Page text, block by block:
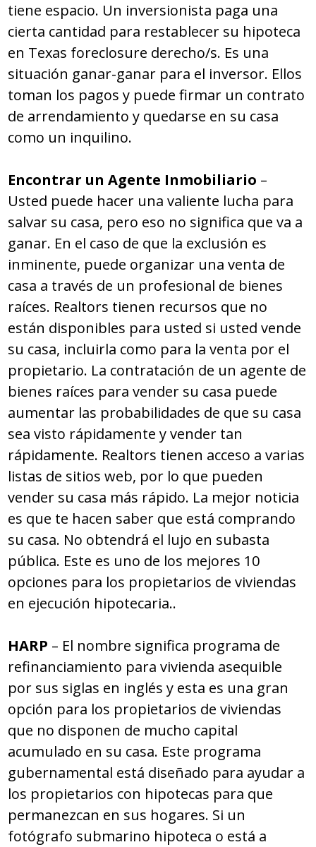
tiene espacio. Un inversionista paga una
cierta cantidad para restablecer su hipoteca
en Texas foreclosure derecho/s. Es una
situación ganar-ganar para el inversor. Ellos
toman los pagos y puede firmar un contrato
de arrendamiento y quedarse en su casa
como un inquilino.
Encontrar un Agente Inmobiliario –
Usted puede hacer una valiente lucha para
salvar su casa, pero eso no significa que va a
ganar. En el caso de que la exclusión es
inminente, puede organizar una venta de
casa a través de un profesional de bienes
raíces. Realtors tienen recursos que no
están disponibles para usted si usted vende
su casa, incluirla como para la venta por el
propietario. La contratación de un agente de
bienes raíces para vender su casa puede
aumentar las probabilidades de que su casa
sea visto rápidamente y vender tan
rápidamente. Realtors tienen acceso a varias
listas de sitios web, por lo que pueden
vender su casa más rápido. La mejor noticia
es que te hacen saber que está comprando
su casa. No obtendrá el lujo en subasta
pública. Este es uno de los mejores 10
opciones para los propietarios de viviendas
en ejecución hipotecaria..
HARP – El nombre significa programa de
refinanciamiento para vivienda asequible
por sus siglas en inglés y esta es una gran
opción para los propietarios de viviendas
que no disponen de mucho capital
acumulado en su casa. Este programa
gubernamental está diseñado para ayudar a
los propietarios con hipotecas para que
permanezcan en sus hogares. Si un
fotógrafo submarino hipoteca o está a